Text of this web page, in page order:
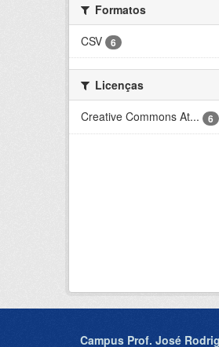
Formatos
CSV
6
Licenças
Creative Commons At...
6
Campus Prof. José